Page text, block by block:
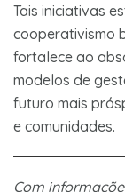
Tais iniciativas
cooperativismo
fortalece ao
modelos de
futuro mais
e comunidades.
Com